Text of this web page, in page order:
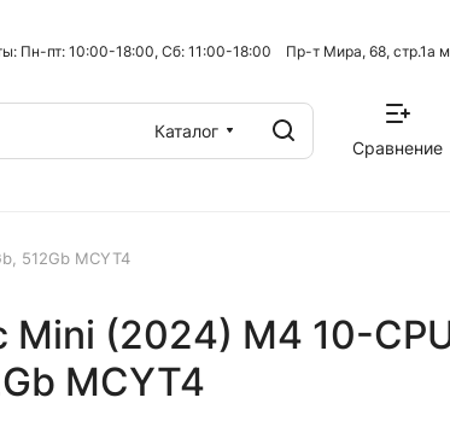
Пн-пт: 10:00-18:00, Сб: 11:00-18:00 Пр-т Мира, 68, стр.1а
Каталог
Сравнение
512Gb MCYT4
Mini (2024) M4 10-
MCYT4